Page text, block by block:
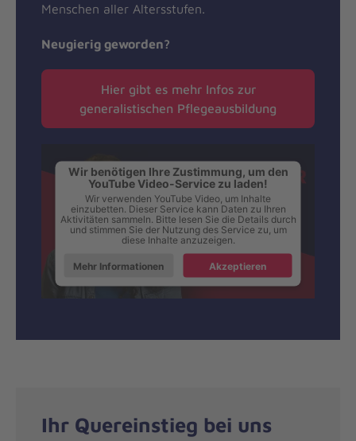
Wir benötigen Ihre Zustimmung, um den
YouTube Video-Service zu laden!
Wir verwenden YouTube Video, um Inhalte
einzubetten. Dieser Service kann Daten zu Ihren
Aktivitäten sammeln. Bitte lesen Sie die Details durch
und stimmen Sie der Nutzung des Service zu, um
diese Inhalte anzuzeigen.
Mehr Informationen Akzeptieren
Menschen aller Altersstufen.
Neugierig geworden?
Hier gibt es mehr Infos zur
generalistischen Pflegeausbildung
Ihr Quereinstieg bei uns